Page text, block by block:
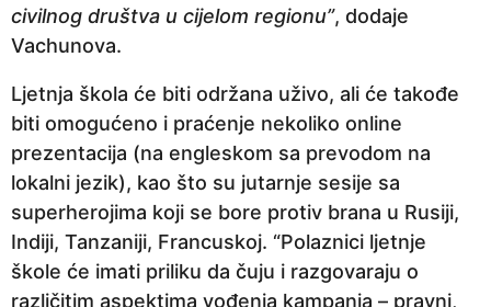
civilnog društva u cijelom regionu”, dodaje
Vachunova.
Ljetnja škola će biti održana uživo, ali će takođe
biti omogućeno i praćenje nekoliko online
prezentacija (na engleskom sa prevodom na
lokalni jezik), kao što su jutarnje sesije sa
superherojima koji se bore protiv brana u Rusiji,
Indiji, Tanzaniji, Francuskoj. “Polaznici ljetnje
škole će imati priliku da čuju i razgovaraju o
različitim aspektima vođenja kampanja – pravni,